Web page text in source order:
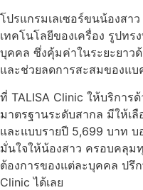
โปรแกรมเลเซอร์ขนน้องสา
เทคโนโลยีของเครื่อง รูปทร
บุคคล ซึ่งคุ้มค่าในระยะยาว
และช่วยลดการสะสมของแบ
ที่ TALISA Clinic ให้บริการ
มาตรฐานระดับสากล มีให้เลื
และแบบรายปี 5,699 บาท
มั่นใจให้น้องสาว ครอบคลุม
ต้องการของแต่ละบุคคล ปรึ
Clinic ได้เลย